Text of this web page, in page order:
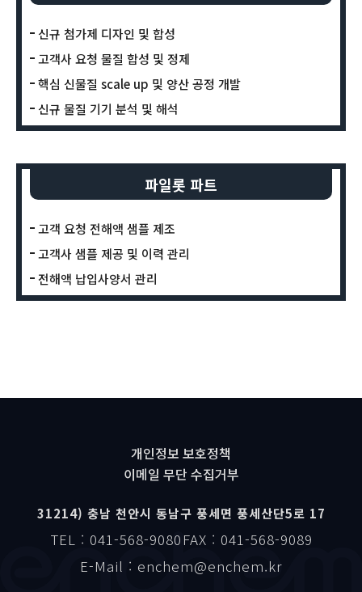
신규 첨가제 디자인 및 합성
고객사 요청 물질 합성 및 정제
핵심 신물질 scale up 및 양산 공정 개발
신규 물질 기기 분석 및 해석
파일롯 파트
고객 요청 전해액 샘플 제조
고객사 샘플 제공 및 이력 관리
전해액 납입사양서 관리
개인정보 보호정책
이메일 무단 수집거부
31214) 충남 천안시 동남구 풍세면 풍세산단5로 17
TEL : 041-568-9080 FAX : 041-568-9089
E-Mail : enchem@enchem.kr